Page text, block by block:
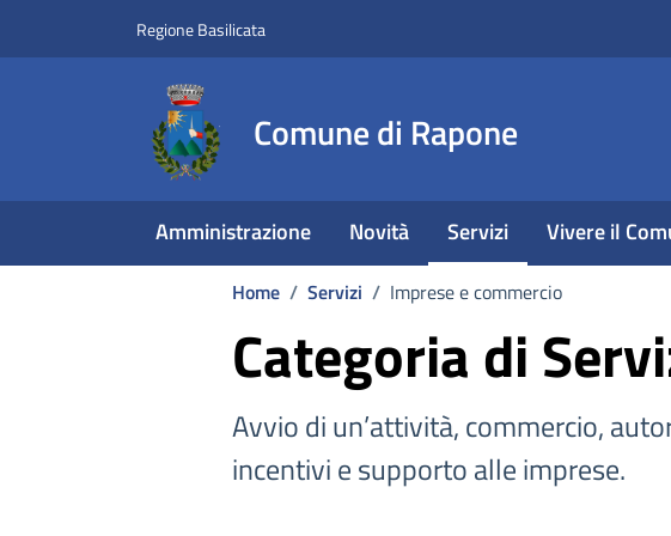
Regione Basilicata
Comune di Rapone
Amministrazione Novità Servizi Vivere il
Home / Servizi / Imprese e commercio
Categoria di
Avvio di un’attività, commercio,
incentivi e supporto alle imprese.